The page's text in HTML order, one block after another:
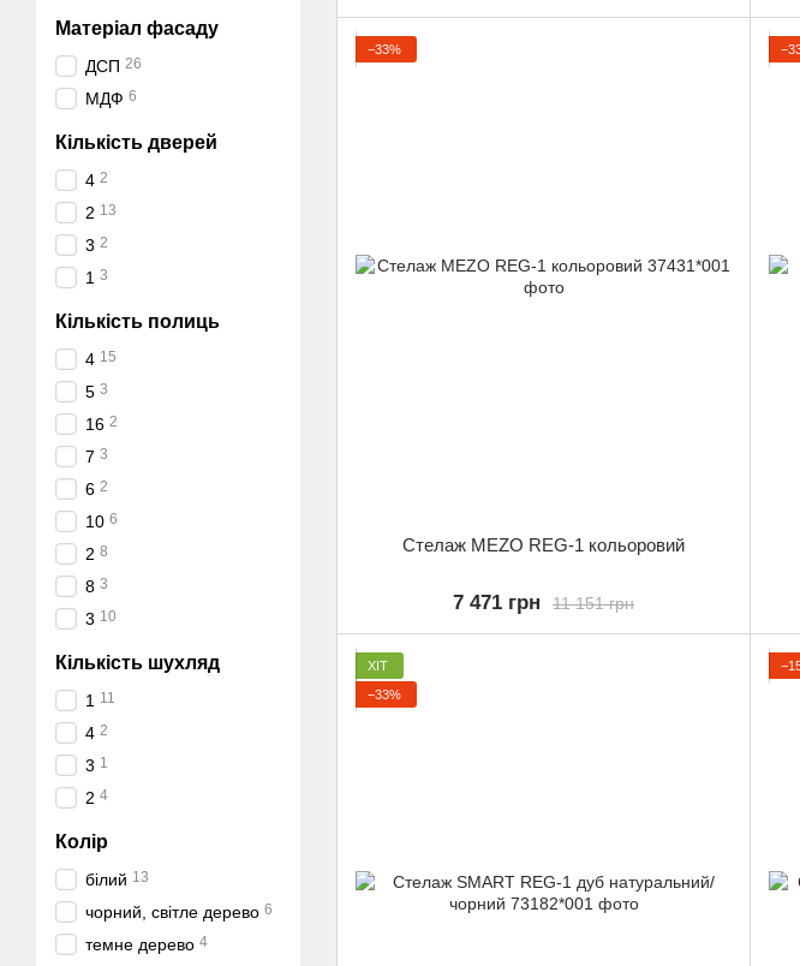
−33%
Стелаж MEZO REG-1 кольоровий
11 151 грн
7 471 грн
ХІТ
−33%
Матеріал фасаду
ДСП 26
МДФ 6
Кількість дверей
4 2
2 13
3 2
1 3
Кількість полиць
4 15
5 3
16 2
7 3
6 2
10 6
2 8
8 3
3 10
Кількість шухляд
1 11
4 2
3 1
2 4
Колір
білий 13
чорний, світле дерево 6
темне дерево 4